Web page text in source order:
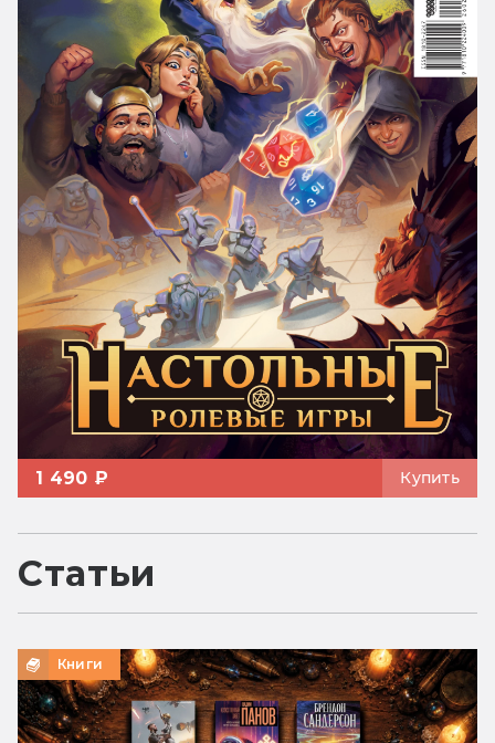
1 490 ₽ Купить
Статьи
Книги